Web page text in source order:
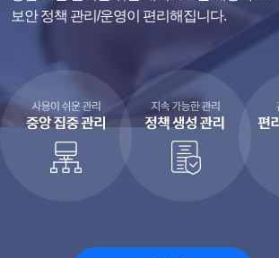
보안 정책 관리/운영이 편리해집니다.